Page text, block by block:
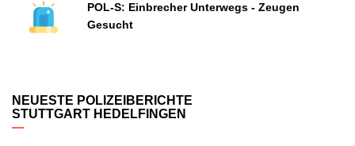
POL-S: Einbrecher Unterwegs - Zeugen
Gesucht
NEUESTE POLIZEIBERICHTE
STUTTGART HEDELFINGEN